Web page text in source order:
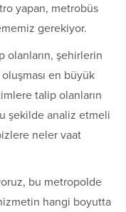
yapan, metrobüs
gerekiyor.
olanların, şehirlerin
en büyük
talip olanların
şekilde analiz etmeli
neler vaat
bu metropolde
hangi boyutta